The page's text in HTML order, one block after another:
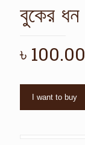
বুকের ধন
৳ 100.00
I want to buy